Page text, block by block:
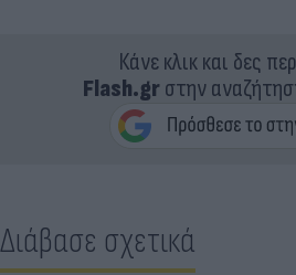
Κάνε κλικ και δες
Flash.grστην
Διάβασε σχετικά